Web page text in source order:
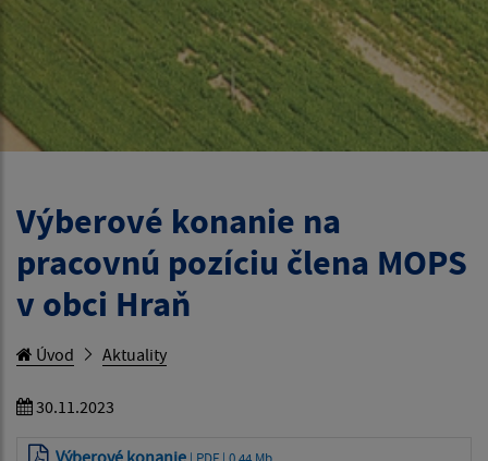
Výberové konanie na
pracovnú pozíciu člena MOPS
v obci Hraň
Úvod Aktuality
30.11.2023